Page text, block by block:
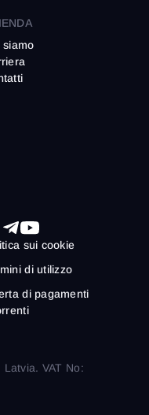
siamo
VAT No:
sui cookie
di utilizzo
di pagamenti